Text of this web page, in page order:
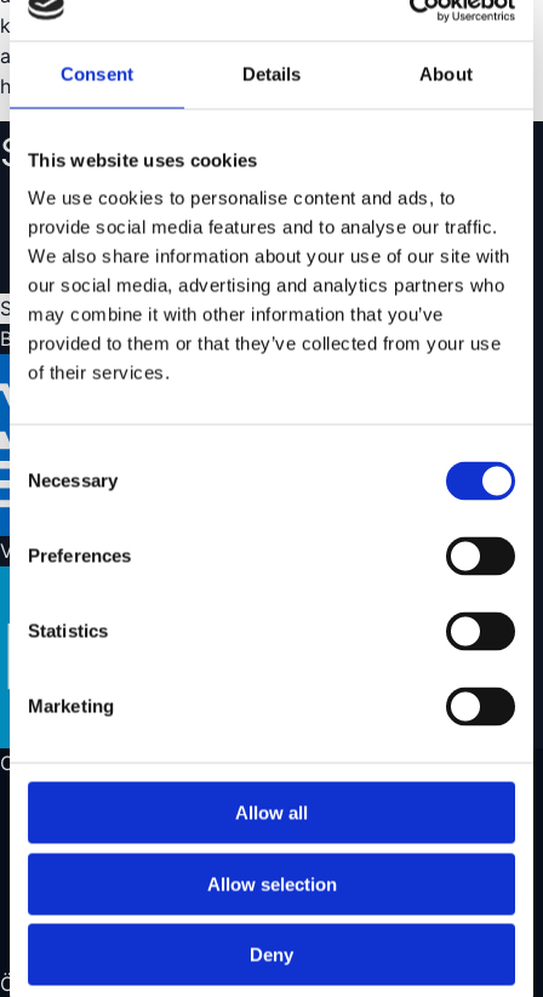
Consent Details About
This website uses cookies
We use cookies to personalise content and ads, to
provide social media features and to analyse our traffic.
We also share information about your use of our site with
our social media, advertising and analytics partners who
may combine it with other information that you’ve
provided to them or that they’ve collected from your use
of their services.
Consent
Selection
Necessary
Preferences
Statistics
Marketing
Allow all
Allow selection
Deny
konsumentköplagen om felet är ursprungligt. Garantin är
alltså ett komplement som gör det ännu tryggare att
handla hos oss.
Skapa ett konto
Följ dina ordrar och se din orderhistorik
Spara favoriter och skapa önskelistor
Hantera enkelt dina returer och reklamationer
Skapa konto
Betalningsalternativ
Vi skickar med
Om oss
Vår butik
Öppettider